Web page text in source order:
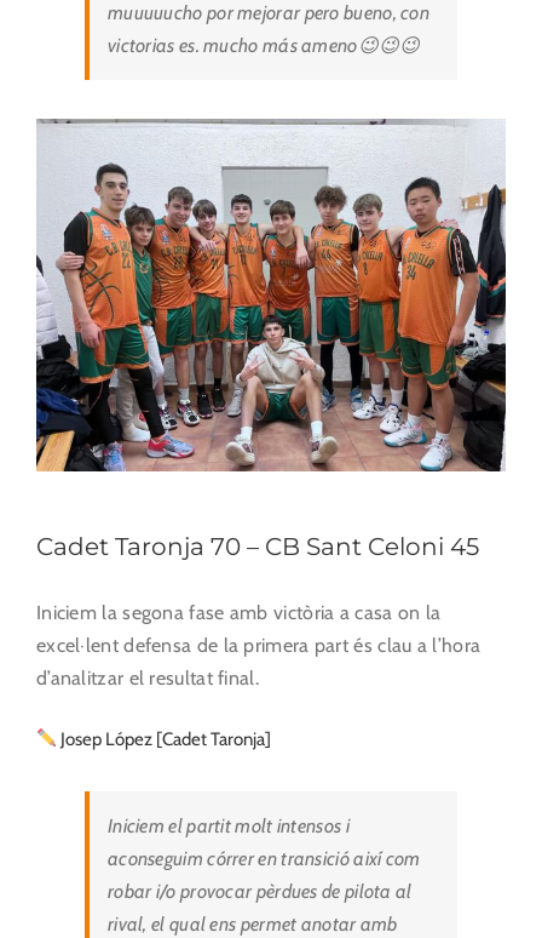
muuuuucho por mejorar pero bueno, con
victorias es. mucho más ameno😉😉😉
Cadet Taronja 70 – CB Sant Celoni 45
Iniciem la segona fase amb victòria a casa on la
excel·lent defensa de la primera part és clau a l’hora
d’analitzar el resultat final.
Josep López [Cadet Taronja]
Iniciem el partit molt intensos i
aconseguim córrer en transició així com
robar i/o provocar pèrdues de pilota al
rival, el qual ens permet anotar amb